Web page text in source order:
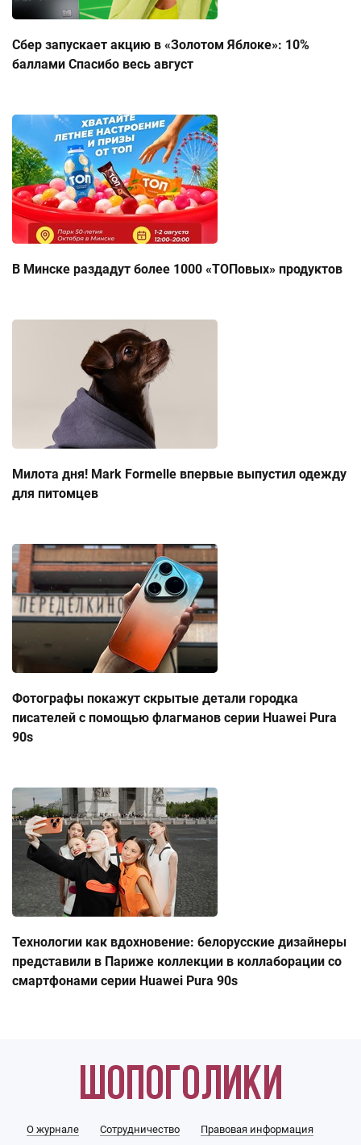
Сбер запускает акцию в «Золотом Яблоке»: 10%
баллами Спасибо весь август
В Минске раздадут более 1000 «ТОПовых» продуктов
Милота дня! Mark Formelle впервые выпустил одежду
для питомцев
Фотографы покажут скрытые детали городка
писателей с помощью флагманов серии Huawei Pura
90s
Технологии как вдохновение: белорусские дизайнеры
представили в Париже коллекции в коллаборации со
смартфонами серии Huawei Pura 90s
О журнале Сотрудничество Правовая информация